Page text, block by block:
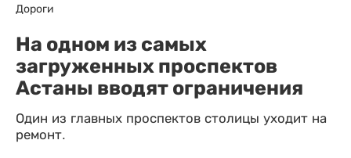
Дороги
На одном из самых
загруженных проспектов
Астаны вводят ограничения
Один из главных проспектов столицы уходит на
ремонт.